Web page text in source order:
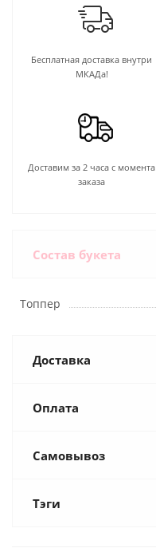
Бесплатная доставка внутри
МКАДа!
Доставим за 2 часа с момента
заказа
Состав букета
Топпер
Доставка
Оплата
Самовывоз
Тэги